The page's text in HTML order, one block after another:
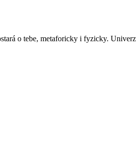
o tebe, metaforicky i fyzicky.